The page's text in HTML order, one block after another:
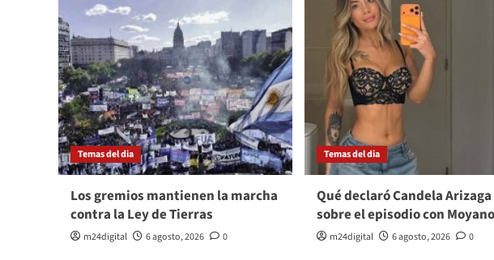
Temas del dia
Los gremios mantienen la marcha
contra la Ley de Tierras
m24digital 6 agosto, 2026 0
Temas del dia
Qué declaró Candela Arizaga
sobre el episodio con Moyano
m24digital 6 agosto, 2026 0